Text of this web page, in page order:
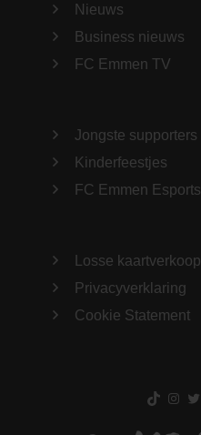
Nieuws
Business nieuws
FC Emmen TV
Jongste supporters
Kinderfeestjes
FC Emmen Esports
Losse kaartverkoop
Privacyverklaring
Cookie Statement